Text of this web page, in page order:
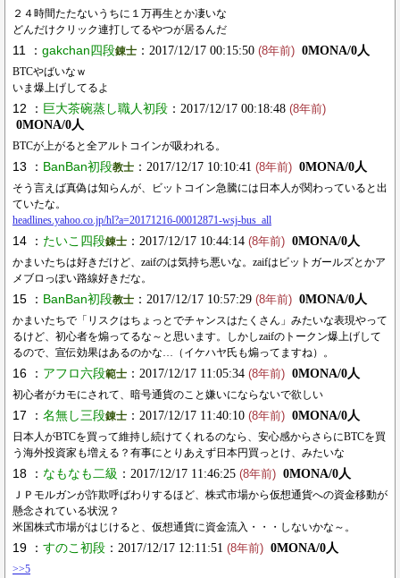
２４時間たたないうちに１万再生とか凄いな
どんだけクリック連打してるやつが居るんだ
11 ： gakchan四段錬士 ：2017/12/17 00:15:50 (8年前) 0MONA/0人
BTCやばいなｗ
いま爆上げしてるよ
12 ： 巨大茶碗蒸し職人初段 ：2017/12/17 00:18:48 (8年前)
0MONA/0人
BTCが上がると全アルトコインが吸われる。
13 ： BanBan初段教士 ：2017/12/17 10:10:41 (8年前) 0MONA/0人
そう言えば真偽は知らんが、ビットコイン急騰には日本人が関わっていると出
ていたな。
headlines.yahoo.co.jp/hl?a=20171216-00012871-wsj-bus_all
14 ： たいこ四段錬士 ：2017/12/17 10:44:14 (8年前) 0MONA/0人
かまいたちは好きだけど、zaifのは気持ち悪いな。zaifはビットガールズとかア
メブロっぽい路線好きだな。
15 ： BanBan初段教士 ：2017/12/17 10:57:29 (8年前) 0MONA/0人
かまいたちで「リスクはちょっとでチャンスはたくさん」みたいな表現やって
るけど、初心者を煽ってるな～と思います。しかしzaifのトークン爆上げして
るので、宣伝効果はあるのかな…（イケハヤ氏も煽ってますね）。
16 ： アフロ六段範士 ：2017/12/17 11:05:34 (8年前) 0MONA/0人
初心者がカモにされて、暗号通貨のこと嫌いにならないで欲しい
17 ： 名無し三段錬士 ：2017/12/17 11:40:10 (8年前) 0MONA/0人
日本人がBTCを買って維持し続けてくれるのなら、安心感からさらにBTCを買
う海外投資家も増える？有事にとりあえず日本円買っとけ、みたいな
18 ： なもなも二級 ：2017/12/17 11:46:25 (8年前) 0MONA/0人
ＪＰモルガンが詐欺呼ばわりするほど、株式市場から仮想通貨への資金移動が
懸念されている状況？
米国株式市場がはじけると、仮想通貨に資金流入・・・しないかな～。
19 ： すのこ初段 ：2017/12/17 12:11:51 (8年前) 0MONA/0人
>>5